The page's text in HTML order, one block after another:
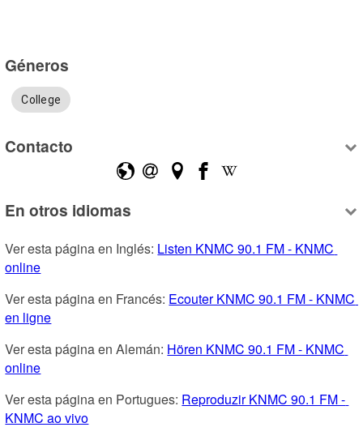
Géneros
College
Contacto
En otros idiomas
Ver esta página en Inglés: Listen KNMC 90.1 FM - KNMC
online
Ver esta página en Francés: Ecouter KNMC 90.1 FM - KNMC
en ligne
Ver esta página en Alemán: Hören KNMC 90.1 FM - KNMC
online
Ver esta página en Portugues: Reproduzir KNMC 90.1 FM -
KNMC ao vivo